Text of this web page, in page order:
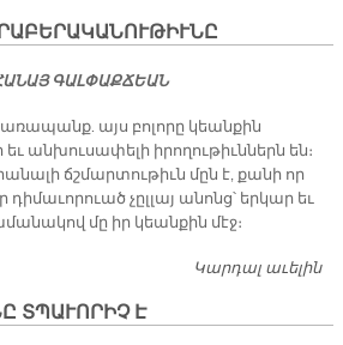
ԳԱԼ­ՓԱՔ­ՃԵԱՆ
այս բոլորը կեանքին
անխուսափելի իրողութիւններն են։
ճշմարտութիւն մըն է, քանի որ
դիմաւորուած չըլլայ անոնց՝ երկար եւ
մը իր կեանքին մէջ։
Կարդալ աւելին
ՏՊԱՒՈՐԻՉ Է